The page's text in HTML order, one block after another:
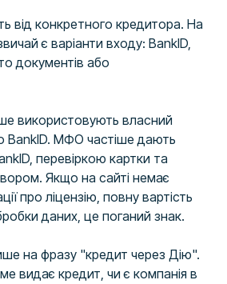
від конкретного кредитора. На
є варіанти входу: BankID,
документів або
використовують власний
BankID. МФО частіше дають
перевіркою картки та
Якщо на сайті немає
про ліцензію, повну вартість
даних, це поганий знак.
на фразу "кредит через Дію".
видає кредит, чи є компанія в